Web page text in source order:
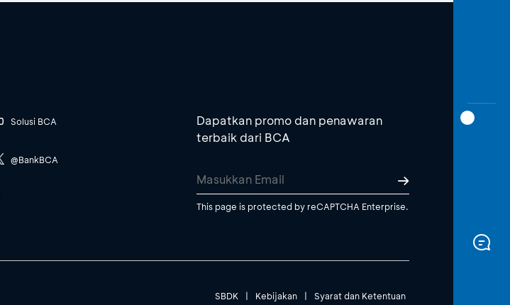
Solusi BCA
@BankBCA
Dapatkan promo dan penawaran
terbaik dari BCA
This page is protected by reCAPTCHA Enterprise.
SBDK | Kebijakan | Syarat dan Ketentuan